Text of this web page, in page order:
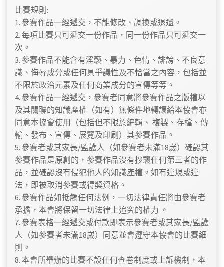
比賽規則:
1. 參賽作品一經遞交，不能修改、調換或退還。
2. 每項比賽只可遞交一份作品，同一份作品只可遞交一
次。
3. 參賽作品不能含有淫褻、暴力、色情、誹謗、不良意
識、侮辱成分或任何具爭議性及不恰當之內容，包括並
不限於政治元素及任何商業成分的宣傳等等。
4. 參賽作品一經遞交，參賽者同意將參賽作品之版權以
及其關聯的知識產權（如有）無條件地轉讓給本協會亦
同意本協會使用（包括但不限於編輯、 複製、存檔、傳
輸、發布、宣傳、展覽及印刷）其參賽作品。
5. 參賽者或其家長/監護人（如參賽者未滿18嵗）確認其
參賽作品是原創的，參賽作品沒有抄襲任何第三者的作
品，並確認沒有侵犯他人的知識產權。如有違規或違
法，即被取消參賽或得獎資格。
6. 參賽作品如抵觸任何法例，一切法律責任將由參賽者
承擔，本會將保留一切法律上追究的權力 。
7. 參賽表格一經遞交或付款即表示參賽者或其家長/監護
人（如參賽者未滿18嵗）同意並會遵守本協會的比賽細
則。
8. 本會所舉辦的比賽不設任何查卷制度或上訴機制，本